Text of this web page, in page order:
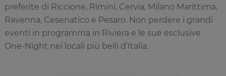
preferite di Riccione, Rimini, Cervia, Milano Marittima,
Ravenna, Cesenatico e Pesaro. Non perdere i grandi
eventi in programma in Riviera e le sue esclusive
One-Night nei locali più belli d’Italia.